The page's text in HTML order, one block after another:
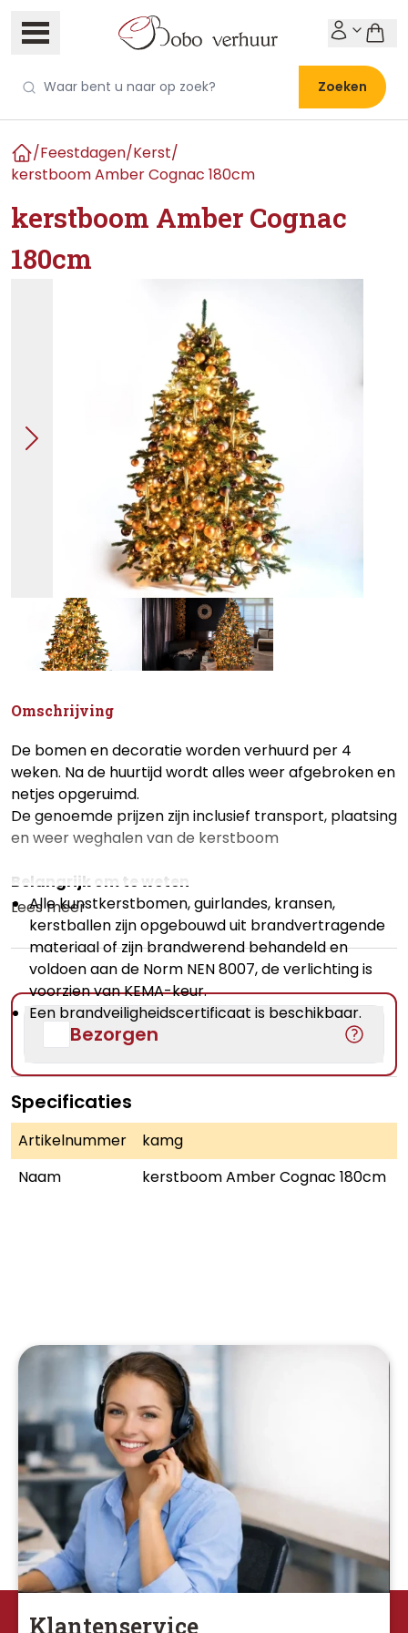
Zoeken
Home
/Feestdagen/Kerst/
kerstboom Amber Cognac 180cm
kerstboom Amber Cognac
180cm
Omschrijving
De bomen en decoratie worden verhuurd per 4
weken. Na de huurtijd wordt alles weer afgebroken en
netjes opgeruimd.
De genoemde prijzen zijn inclusief transport, plaatsing
en weer weghalen van de kerstboom
Belangrijk om te weten
Alle kunstkerstbomen, guirlandes, kransen,
kerstballen zijn opgebouwd uit brandvertragende
materiaal of zijn brandwerend behandeld en
voldoen aan de Norm NEN 8007, de verlichting is
voorzien van KEMA-keur.
Een brandveiligheidscertificaat is beschikbaar.
Lees meer
Bezorgen
Specificaties
Artikelnummer
kamg
Naam
kerstboom Amber Cognac 180cm
Klantenservice